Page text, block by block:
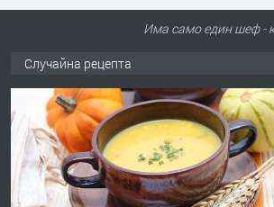
Има само един шеф -
Случайна рецепта